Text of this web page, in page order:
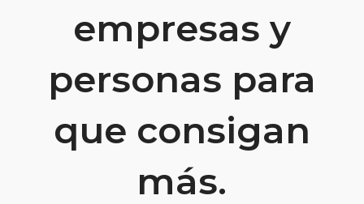
empresas y
personas para
que consigan
más.